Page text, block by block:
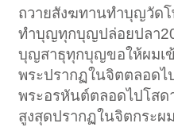
ถวายสังฆทานทำบุญวัด
ทำบุญทุกบุญปล่อยปลา
บุญสาธุทุกบุญขอให้ผมเ
พระปรากฏในจิตตลอดไ
พระอรหันต์ตลอดไปโส
สูงสุดปรากฏในจิตกระผ